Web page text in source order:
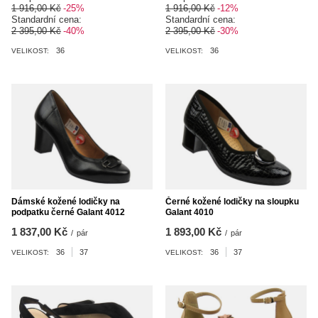
1 916,00 Kč -25%
Standardní cena:
2 395,00 Kč -40%
VELIKOST: 36
1 916,00 Kč -12%
Standardní cena:
2 395,00 Kč -30%
VELIKOST: 36
Dámské kožené lodičky na
podpatku černé Galant 4012
1 837,00 Kč / pár
VELIKOST: 36 37
Černé kožené lodičky na sloupku
Galant 4010
1 893,00 Kč / pár
VELIKOST: 36 37